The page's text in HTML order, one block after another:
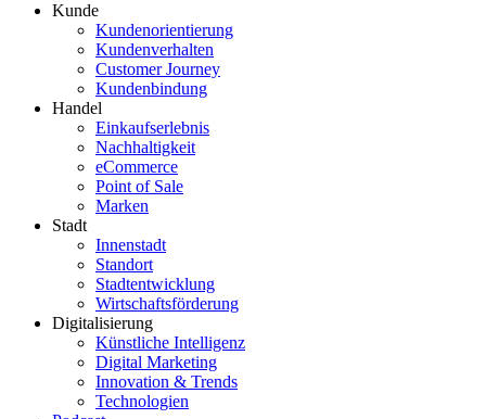
Kunde
Kundenorientierung
Kundenverhalten
Customer Journey
Kundenbindung
Handel
Einkaufserlebnis
Nachhaltigkeit
eCommerce
Point of Sale
Marken
Stadt
Innenstadt
Standort
Stadtentwicklung
Wirtschaftsförderung
Digitalisierung
Künstliche Intelligenz
Digital Marketing
Innovation & Trends
Technologien